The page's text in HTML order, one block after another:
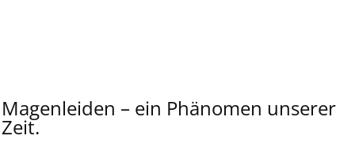
Magenleiden – ein Phänomen unserer
Zeit.